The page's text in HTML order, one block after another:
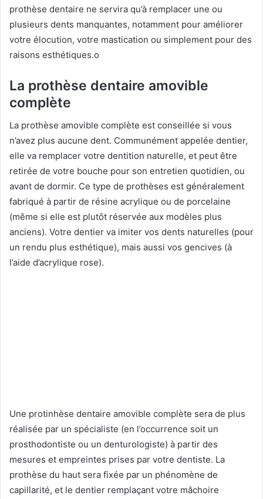
prothèse dentaire ne servira qu’à remplacer une ou
plusieurs dents manquantes, notamment pour améliorer
votre élocution, votre mastication ou simplement pour des
raisons esthétiques.o
La prothèse dentaire amovible
complète
La prothèse amovible complète est conseillée si vous
n’avez plus aucune dent. Communément appelée dentier,
elle va remplacer votre dentition naturelle, et peut être
retirée de votre bouche pour son entretien quotidien, ou
avant de dormir. Ce type de prothèses est généralement
fabriqué à partir de résine acrylique ou de porcelaine
(même si elle est plutôt réservée aux modèles plus
anciens). Votre dentier va imiter vos dents naturelles (pour
un rendu plus esthétique), mais aussi vos gencives (à
l’aide d’acrylique rose).
Une protinhèse dentaire amovible complète sera de plus
réalisée par un spécialiste (en l’occurrence soit un
prosthodontiste ou un denturologiste) à partir des
mesures et empreintes prises par votre dentiste. La
prothèse du haut sera fixée par un phénomène de
capillarité, et le dentier remplaçant votre mâchoire